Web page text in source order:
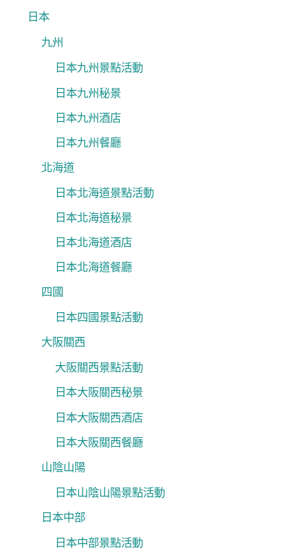
日本
九州
日本九州景點活動
日本九州秘景
日本九州酒店
日本九州餐廳
北海道
日本北海道景點活動
日本北海道秘景
日本北海道酒店
日本北海道餐廳
四國
日本四國景點活動
大阪關西
大阪關西景點活動
日本大阪關西秘景
日本大阪關西酒店
日本大阪關西餐廳
山陰山陽
日本山陰山陽景點活動
日本中部
日本中部景點活動